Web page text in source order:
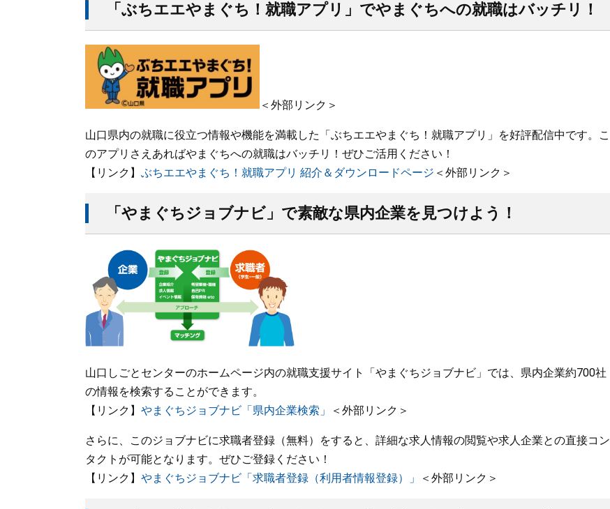
「ぶちエエやまぐち！就職アプリ」でやまぐちへの就職はバッチリ！
＜外部リンク＞
山口県内の就職に役立つ情報や機能を満載した「ぶちエエやまぐち！就職アプリ」を好評配信中です。こ
のアプリさえあればやまぐちへの就職はバッチリ！ぜひご活用ください！
【リンク】 ぶちエエやまぐち！就職アプリ 紹介＆ダウンロードページ ＜外部リンク＞
「やまぐちジョブナビ」で素敵な県内企業を見つけよう！
山口しごとセンターのホームページ内の就職支援サイト「やまぐちジョブナビ」では、県内企業約700社
の情報を検索することができます。
【リンク】 やまぐちジョブナビ「県内企業検索」 ＜外部リンク＞
さらに、このジョブナビに求職者登録（無料）をすると、詳細な求人情報の閲覧や求人企業との直接コン
タクトが可能となります。ぜひご登録ください！
【リンク】 やまぐちジョブナビ「求職者登録（利用者情報登録）」 ＜外部リンク＞